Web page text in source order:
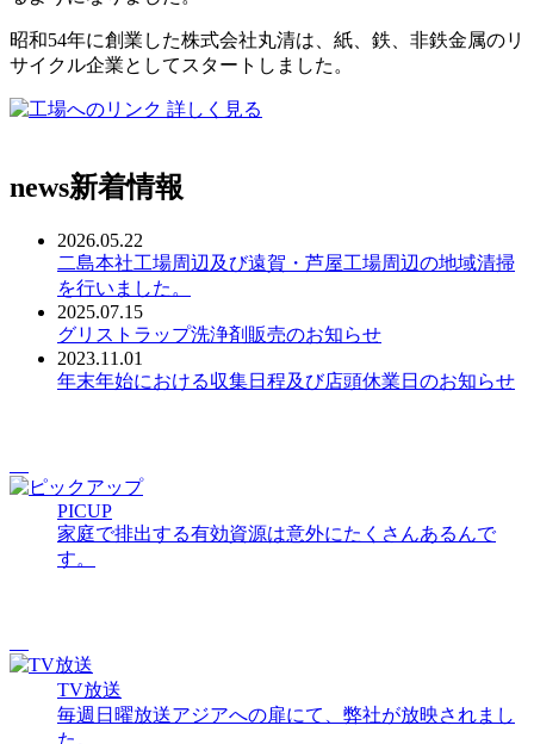
昭和54年に創業した株式会社丸清は、紙、鉄、非鉄金属のリ
サイクル企業としてスタートしました。
詳しく見る
news新着情報
2026.05.22
二島本社工場周辺及び遠賀・芦屋工場周辺の地域清掃
を行いました。
2025.07.15
グリストラップ洗浄剤販売のお知らせ
2023.11.01
年末年始における収集日程及び店頭休業日のお知らせ
PICUP
家庭で排出する有効資源は意外にたくさんあるんで
す。
TV放送
毎週日曜放送アジアへの扉にて、弊社が放映されまし
た。